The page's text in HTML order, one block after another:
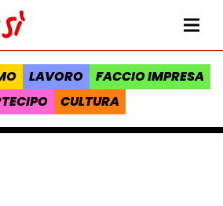
Progetto della Regione Toscana
LAVORO
FACCIO IMPRESA
CULTURA